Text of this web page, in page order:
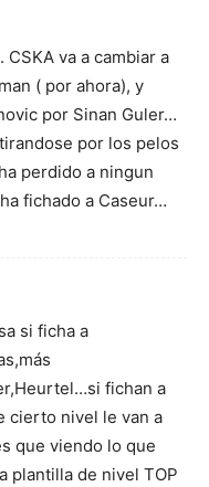
CSKA va a cambiar a
( por ahora), y
por Sinan Guler…
por los pelos
perdido a ningun
fichado a Caseur…
si ficha a
fichan a
cierto nivel le van a
que viendo lo que
plantilla de nivel TOP